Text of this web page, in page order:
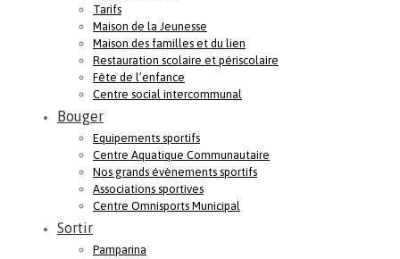
Tarifs
Maison de la Jeunesse
Maison des familles et du lien
Restauration scolaire et périscolaire
Fête de l’enfance
Centre social intercommunal
Bouger
Equipements sportifs
Centre Aquatique Communautaire
Nos grands évènements sportifs
Associations sportives
Centre Omnisports Municipal
Sortir
Pamparina